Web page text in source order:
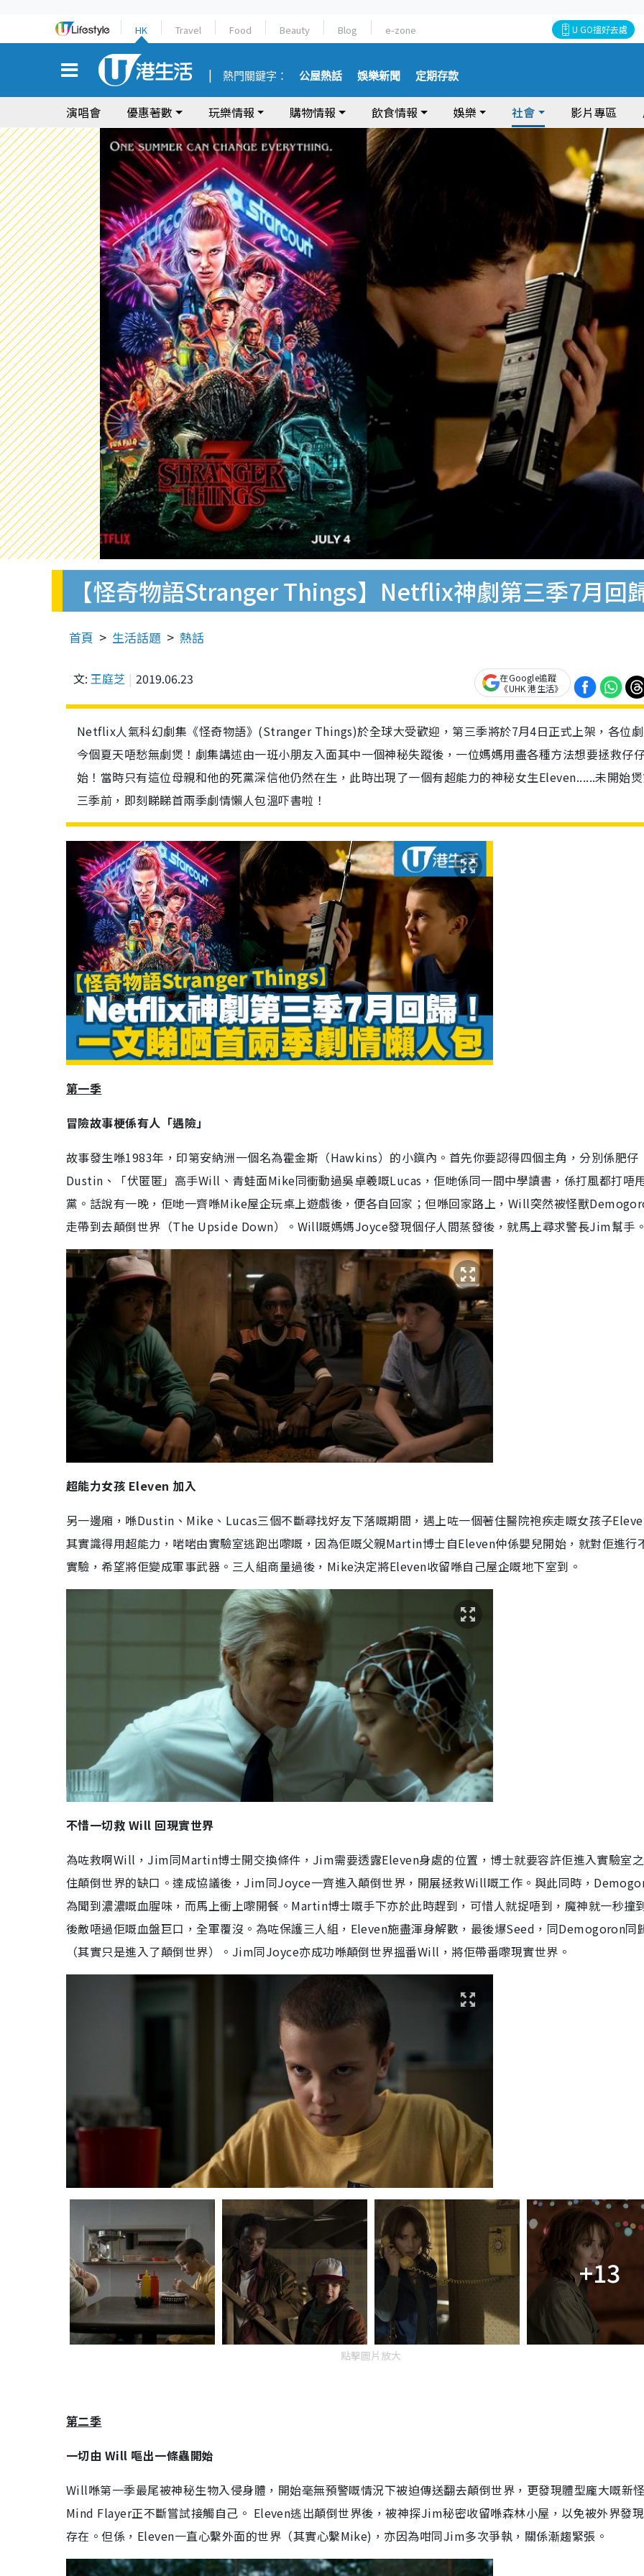
HK Travel Food Beauty Blog e-zone U GO搵好去處
熱門關鍵字： 公屋熱話 娛樂新聞 定期存款
演唱會 優惠著數 玩樂情報 購物情報 飲食情報 娛樂 社會 影片專區
【怪奇物語Stranger Things】Netflix神劇第三季7月回
首頁 生活話題 熱話
文: 王庭芝 2019.06.23
在Google追蹤
《UHK 港生活》
Netflix人氣科幻劇集《怪奇物語》(Stranger Things)於全球大受歡迎，第三季將於7月4日正式上架，各位
今個夏天唔愁無劇煲！劇集講述由一班小朋友入面其中一個神秘失蹤後，一位媽媽用盡各種方法想要拯救仔
始！當時只有這位母親和他的死黨深信他仍然在生，此時出現了一個有超能力的神秘女生Eleven......未開始
三季前，即刻睇睇首兩季劇情懶人包溫吓書啦！
第一季
冒險故事梗係有人「遇險」
故事發生喺1983年，印第安納洲一個名為霍金斯（Hawkins）的小鎭內。首先你要認得四個主角，分別係肥仔
Dustin 、「伏匿匿」高手Will 、青蛙面Mike同衝動過吳卓羲嘅Lucas ，佢哋係同一間中學讀書，係打風都打唔
黨。話說有一晚，佢哋一齊喺Mike屋企玩桌上遊戲後，便各自回家；但喺回家路上， Will突然被怪獸
走帶到去顛倒世界（The Upside Down）。 Will嘅媽媽Joyce發現個仔人間蒸發後，就馬上尋求警長Jim幫手。
超能力女孩 Eleven 加入
另一邊廂，喺Dustin 、 Mike 、 Lucas三個不斷尋找好友下落嘅期間，遇上咗一個著住醫院袍疾走嘅女孩子
其實識得用超能力，啱啱由實驗室逃跑出嚟嘅，因為佢嘅父親Martin博士自Eleven仲係嬰兒開始，就對佢進行
實驗，希望將佢變成軍事武器。三人組商量過後， Mike決定將Eleven收留喺自己屋企嘅地下室到。
不惜一切救 Will 回現實世界
為咗救啊Will ， Jim同Martin博士開交換條件， Jim需要透露Eleven身處的位置，博士就要容許佢進入實驗室
住顛倒世界的缺口。達成協議後， Jim同Joyce一齊進入顛倒世界，開展拯救Will嘅工作。與此同時，
為聞到濃濃嘅血腥味，而馬上衝上嚟開餐。 Martin博士嘅手下亦於此時趕到，可惜人就捉唔到，魔神就一秒撞
後敵唔過佢嘅血盤巨口，全軍覆沒。為咗保護三人組， Eleven施盡渾身解數，最後爆Seed ，同Demogoron同
（其實只是進入了顛倒世界）。 Jim同Joyce亦成功喺顛倒世界搵番Will ，將佢帶番嚟現實世界。
+13
點擊圖片放大
第二季
一切由 Will 嘔出一條蟲開始
Will喺第一季最尾被神秘生物入侵身體，開始毫無預警嘅情況下被迫傳送翻去顛倒世界，更發現體型龐大嘅新
Mind Flayer正不斷嘗試接觸自己。 Eleven逃出顛倒世界後，被神探Jim秘密收留喺森林小屋，以免被外界發
存在。但係， Eleven一直心繫外面的世界（其實心繫Mike)，亦因為咁同Jim多次爭執，關係漸趨緊張。